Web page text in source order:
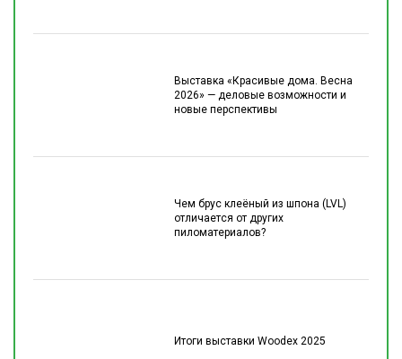
Выставка «Красивые дома. Весна
2026» — деловые возможности и
новые перспективы
Чем брус клеёный из шпона (LVL)
отличается от других
пиломатериалов?
Итоги выставки Woodex 2025